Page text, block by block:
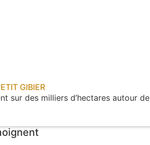
GIBIER
sur des milliers d’hectares autour